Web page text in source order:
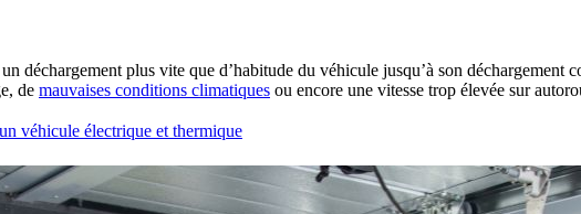
déchargement plus vite que d’habitude du véhicule jusqu’à son
de mauvaises conditions climatiques ou encore une vitesse trop élevée sur
véhicule électrique et thermique